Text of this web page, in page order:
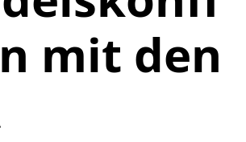
mit den